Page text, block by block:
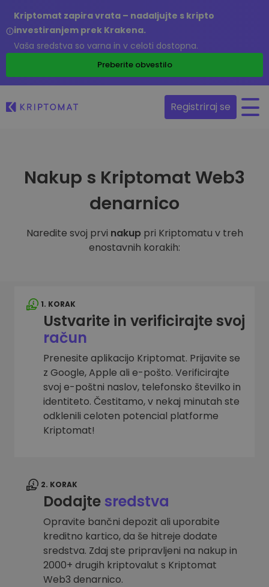
Kriptomat zapira vrata – nadaljujte s kripto
investiranjem prek Krakena.
Vaša sredstva so varna in v celoti dostopna.
Preberite obvestilo
Registriraj se
Nakup s Kriptomat Web3
denarnico
Naredite svoj prvi nakuppri Kriptomatu v treh
enostavnih korakih:
1. KORAK
Ustvarite in verificirajte svoj
račun
Prenesite aplikacijo Kriptomat. Prijavite se
z Google, Apple ali e-pošto. Verificirajte
svoj e-poštni naslov, telefonsko številko in
identiteto. Čestitamo, v nekaj minutah ste
odklenili celoten potencial platforme
Kriptomat!
2. KORAK
Dodajtesredstva
Opravite bančni depozit ali uporabite
kreditno kartico, da še hitreje dodate
sredstva. Zdaj ste pripravljeni na nakup in
2000+ drugih kriptovalut s Kriptomat
Web3 denarnico.